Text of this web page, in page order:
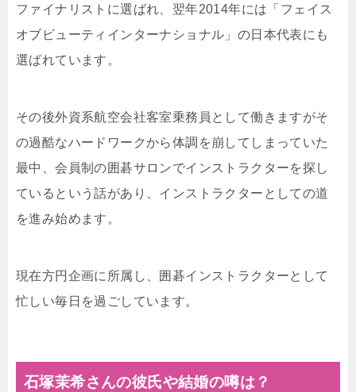
ファイナリストに選ばれ、翌年2014年には「フェイス
オブビューティインターナショナル」の日本代表にも
選ばれています。
その後外資系航空会社客室乗務員として働きますがそ
の過酷なハードワークから体調を崩してしまっていた
最中、会員制の囲碁サロンでインストラクターを探し
ているという話があり、インストラクターとしての道
を進み始めます。
現在方円企画に所属し、囲碁インストラクターとして
忙しい毎日を過ごしています。
石塚茉希さんの彼氏や結婚の噂は？